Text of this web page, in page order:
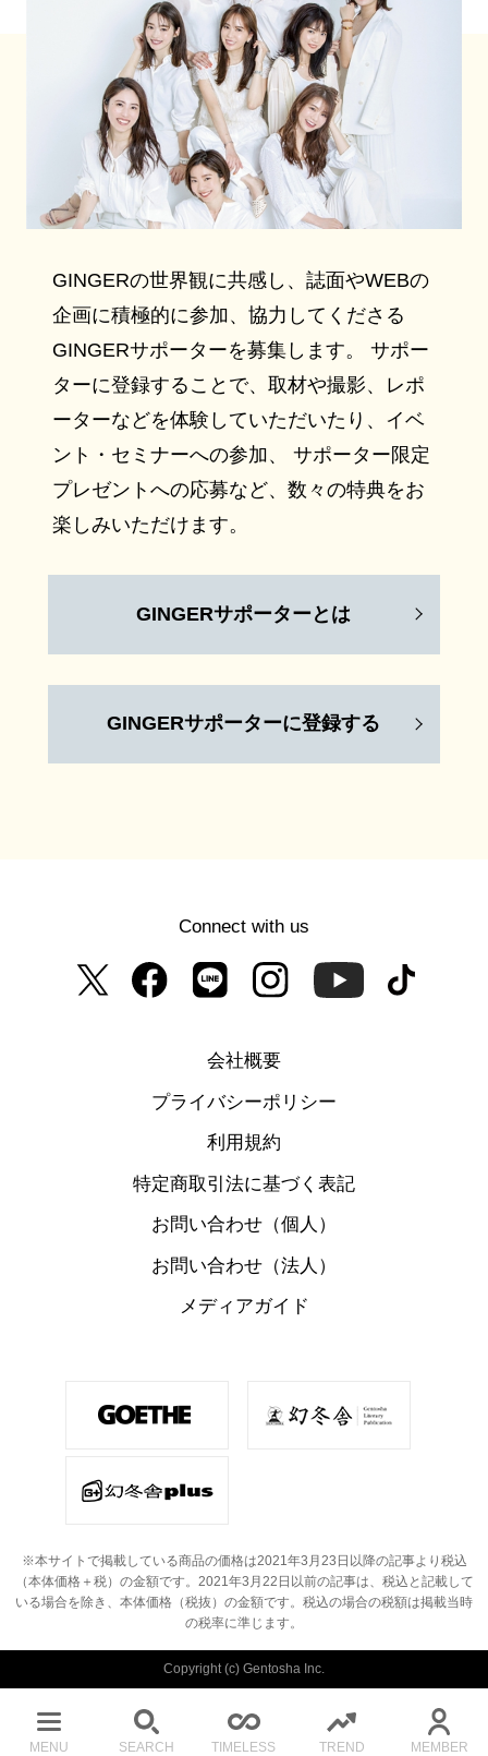
GINGERの世界観に共感し、誌面やWEBの
企画に積極的に参加、協力してくださる
GINGERサポーターを募集します。 サポー
ターに登録することで、取材や撮影、レポ
ーターなどを体験していただいたり、イベ
ント・セミナーへの参加、 サポーター限定
プレゼントへの応募など、数々の特典をお
楽しみいただけます。
GINGERサポーターとは
GINGERサポーターに登録する
MENU SEARCH TIMELESS TREND MEMBER
Connect with us
会社概要
プライバシーポリシー
利用規約
特定商取引法に基づく表記
お問い合わせ（個人）
お問い合わせ（法人）
メディアガイド
※本サイトで掲載している商品の価格は2021年3月23日以降の記事より税込
（本体価格＋税）の金額です。
2021年3月22日以前の記事は、税込と記載して
いる場合を除き、本体価格（税抜）の金額です。 税込の場合の税額は掲載当時
の税率に準じます。
Copyright (c) Gentosha Inc.